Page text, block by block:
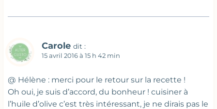
Carole dit :
15 avril 2016 à 15 h 42 min
@ Hélène : merci pour le retour sur la recette !
Oh oui, je suis d’accord, du bonheur ! cuisiner à
l’huile d’olive c’est très intéressant, je ne dirais pas le